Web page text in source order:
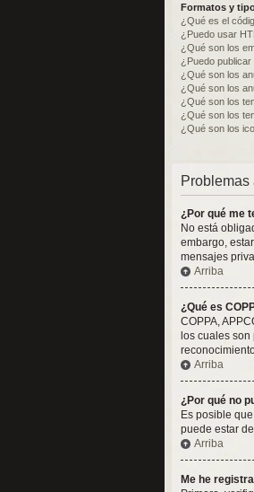
Formatos y
¿Qué es el
¿Puedo usar
¿Qué son los
¿Puedo publicar
¿Qué son los
¿Qué son los
¿Qué son los
¿Qué son los
¿Qué son los
¿Por qué me
No está
embargo,
mensajes
Arriba
¿Qué es
COPPA,
los cuales
Arriba
¿Por qué no
Es posible
puede estar
Arriba
Me he